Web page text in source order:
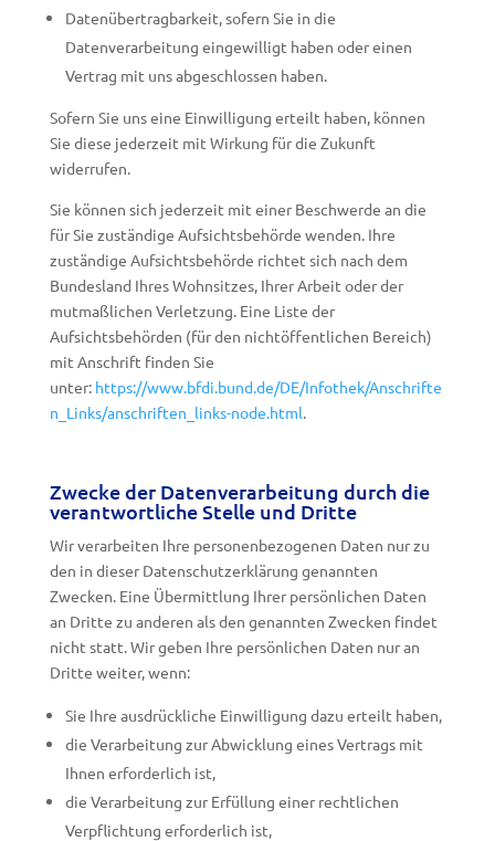
Datenübertragbarkeit, sofern Sie in die
Datenverarbeitung eingewilligt haben oder einen
Vertrag mit uns abgeschlossen haben.
Sofern Sie uns eine Einwilligung erteilt haben, können
Sie diese jederzeit mit Wirkung für die Zukunft
widerrufen.
Sie können sich jederzeit mit einer Beschwerde an die
für Sie zuständige Aufsichtsbehörde wenden. Ihre
zuständige Aufsichtsbehörde richtet sich nach dem
Bundesland Ihres Wohnsitzes, Ihrer Arbeit oder der
mutmaßlichen Verletzung. Eine Liste der
Aufsichtsbehörden (für den nichtöffentlichen Bereich)
mit Anschrift finden Sie
unter: https://www.bfdi.bund.de/DE/Infothek/Anschrifte
n_Links/anschriften_links-node.html.
Zwecke der Datenverarbeitung durch die
verantwortliche Stelle und Dritte
Wir verarbeiten Ihre personenbezogenen Daten nur zu
den in dieser Datenschutzerklärung genannten
Zwecken. Eine Übermittlung Ihrer persönlichen Daten
an Dritte zu anderen als den genannten Zwecken findet
nicht statt. Wir geben Ihre persönlichen Daten nur an
Dritte weiter, wenn:
Sie Ihre ausdrückliche Einwilligung dazu erteilt haben,
die Verarbeitung zur Abwicklung eines Vertrags mit
Ihnen erforderlich ist,
die Verarbeitung zur Erfüllung einer rechtlichen
Verpflichtung erforderlich ist,